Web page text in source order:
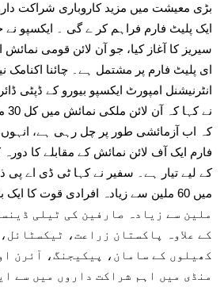
بڑی معیشت میں مزید کاروباری شراکت
ایک پلیٹ فارم فراہم کر ے گی ۔ ایکسپو نے
سیریز کا آغاز کیا، جو آن لائن قومی
ای پلیٹ فارم پر مشتمل ہے۔ چائنا اکنامک
انٹرنیشنل امپورٹ ایکسپو بیورو کے ڈپٹی
کہ اب آزمائشی طور پر چل رہی ہے، انہوں
فارم ایک آف لائن نمائش کے مقابلے کا
کے لیے تیار ہے۔ سفیر نے کہا ٹی ڈی اے پی
ملین سے زیادہ صارفین کی ٹیلی
کے علاوہ پاکستان زراعت،
کھیلوں کے سامان، پیکیجنگ، آئرن
منڈی میں اہم شراکت داروں میں سے